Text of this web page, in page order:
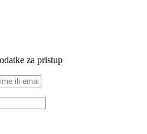
za pristup